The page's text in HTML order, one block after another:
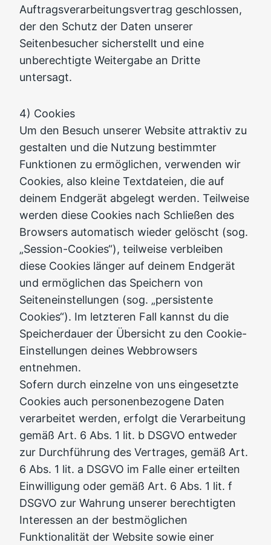
Auftragsverarbeitungsvertrag geschlossen,
der den Schutz der Daten unserer
Seitenbesucher sicherstellt und eine
unberechtigte Weitergabe an Dritte
untersagt.
4) Cookies
Um den Besuch unserer Website attraktiv zu
gestalten und die Nutzung bestimmter
Funktionen zu ermöglichen, verwenden wir
Cookies, also kleine Textdateien, die auf
deinem Endgerät abgelegt werden. Teilweise
werden diese Cookies nach Schließen des
Browsers automatisch wieder gelöscht (sog.
„Session-Cookies“), teilweise verbleiben
diese Cookies länger auf deinem Endgerät
und ermöglichen das Speichern von
Seiteneinstellungen (sog. „persistente
Cookies“). Im letzteren Fall kannst du die
Speicherdauer der Übersicht zu den Cookie-
Einstellungen deines Webbrowsers
entnehmen.
Sofern durch einzelne von uns eingesetzte
Cookies auch personenbezogene Daten
verarbeitet werden, erfolgt die Verarbeitung
gemäß Art. 6 Abs. 1 lit. b DSGVO entweder
zur Durchführung des Vertrages, gemäß Art.
6 Abs. 1 lit. a DSGVO im Falle einer erteilten
Einwilligung oder gemäß Art. 6 Abs. 1 lit. f
DSGVO zur Wahrung unserer berechtigten
Interessen an der bestmöglichen
Funktionalität der Website sowie einer